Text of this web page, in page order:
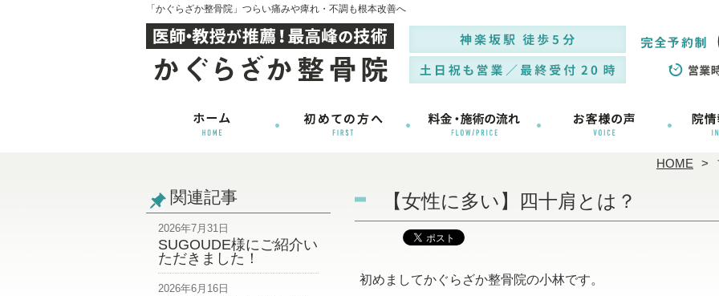
「かぐらざか整骨院」つらい痛みや痺れ・不調も根本改善へ
HOME
関連記事
2026年7月31日
SUGOUDE様にご紹介い
ただきました！
2026年6月16日
【女性に多い】四十肩とは？
初めましてかぐらざか整骨院の小林です。